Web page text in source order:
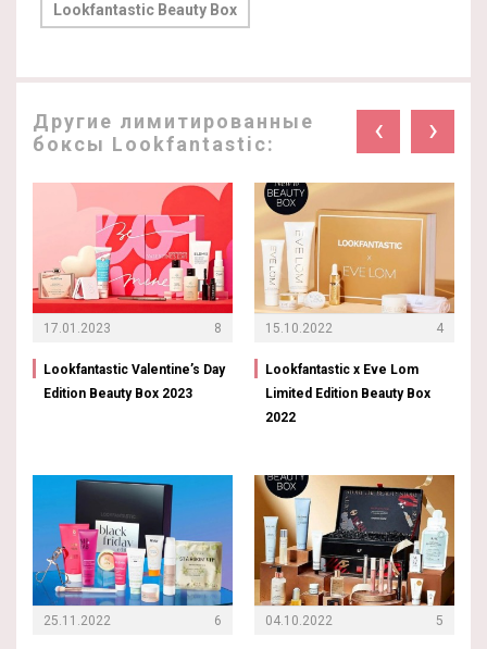
Lookfantastic Beauty Box
Другие лимитированные
боксы Lookfantastic:
‹ ›
17.01.2023 8
Lookfantastic Valentine’s Day
Edition Beauty Box 2023
25.11.2022 6
15.10.2022 4
Lookfantastic x Eve Lom
Limited Edition Beauty Box
2022
04.10.2022 5